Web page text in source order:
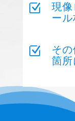
Z
現
ール
Z
そ
箇